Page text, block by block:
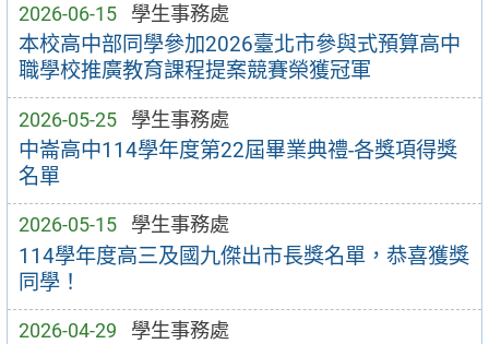
2026-06-15 學生事務處
本校高中部同學參加2026臺北市參與式預算高中
職學校推廣教育課程提案競賽榮獲冠軍
2026-05-25 學生事務處
中崙高中114學年度第22屆畢業典禮-各獎項得獎
名單
2026-05-15 學生事務處
114學年度高三及國九傑出市長獎名單，恭喜獲獎
同學！
2026-04-29 學生事務處